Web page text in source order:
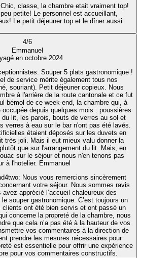
classe, la chambre etait vraiment top!
petite! Le personnel est accueillant,
Le petit déjeuner top et le dîner aussi
4/6
Emmanuel
en octobre 2024
Souper 5 plats gastronomique !
de service mérite également tous nos
souriant). Petit déjeuner copieux. Nous
à l'arrière de la route cantonale et ce fut
bémol de ce week-end, la chambre qui, à
depuis quelques mois : poussières
du lit, les parois, bouts de verres au sol et
verres à eau sur le bar n'ont pas été lavés.
étaient déposés sur les duvets en
très joli. Mais il eut mieux valu donner la
que sur l'arrangement du lit. Mais, en
sur le séjour et nous n'en tenons pas
à l'hotelier. Emmanuel
: Nous vous remercions sincèrement
votre séjour. Nous sommes ravis
avez apprécié l’accueil chaleureux des
souper gastronomique. C’est toujours un
clients ont été bien servis et ont passé un
concerne la propreté de la chambre, nous
que cela n’a pas été à la hauteur de vos
vos commentaires à la direction de
prendre les mesures nécessaires pour
est essentielle pour offrir une expérience
pour vos commentaires constructifs.